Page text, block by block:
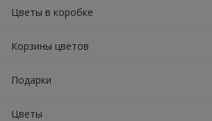
Цветы в коробке
Корзины цветов
Подарки
Цветы